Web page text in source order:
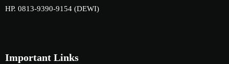
HP. 0813-9390-9154 (DEWI)
Important Links